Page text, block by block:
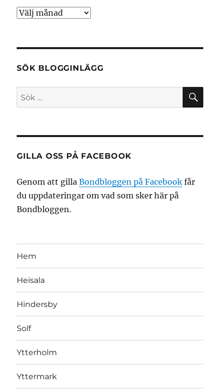
Arkiv
SÖK BLOGGINLÄGG
Sök
efter:
GILLA OSS PÅ FACEBOOK
Genom att gillaBondbloggen på Facebook får
du uppdateringar om vad som sker här på
Bondbloggen.
Hem
Heisala
Hindersby
Solf
Ytterholm
Yttermark